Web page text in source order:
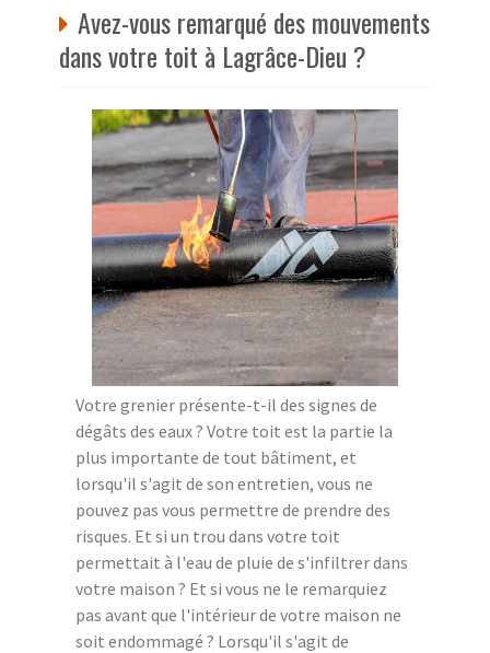
Avez-vous remarqué des mouvements
dans votre toit à Lagrâce-Dieu ?
Votre grenier présente-t-il des signes de
dégâts des eaux ? Votre toit est la partie la
plus importante de tout bâtiment, et
lorsqu'il s'agit de son entretien, vous ne
pouvez pas vous permettre de prendre des
risques. Et si un trou dans votre toit
permettait à l'eau de pluie de s'infiltrer dans
votre maison ? Et si vous ne le remarquiez
pas avant que l'intérieur de votre maison ne
soit endommagé ? Lorsqu'il s'agit de